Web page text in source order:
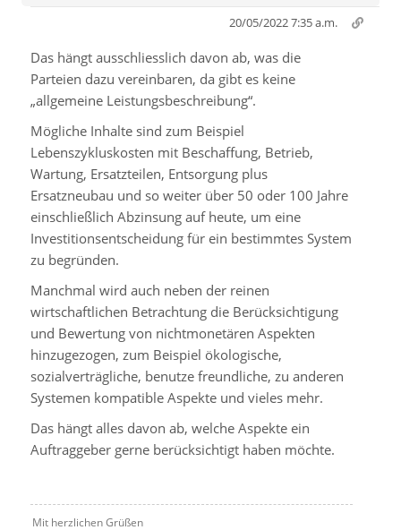
20/05/2022 7:35 a.m.
Das hängt ausschliesslich davon ab, was die
Parteien dazu vereinbaren, da gibt es keine
„allgemeine Leistungsbeschreibung“.
Mögliche Inhalte sind zum Beispiel
Lebenszykluskosten mit Beschaffung, Betrieb,
Wartung, Ersatzteilen, Entsorgung plus
Ersatzneubau und so weiter über 50 oder 100 Jahre
einschließlich Abzinsung auf heute, um eine
Investitionsentscheidung für ein bestimmtes System
zu begründen.
Manchmal wird auch neben der reinen
wirtschaftlichen Betrachtung die Berücksichtigung
und Bewertung von nichtmonetären Aspekten
hinzugezogen, zum Beispiel ökologische,
sozialverträgliche, benutze freundliche, zu anderen
Systemen kompatible Aspekte und vieles mehr.
Das hängt alles davon ab, welche Aspekte ein
Auftraggeber gerne berücksichtigt haben möchte.
Mit herzlichen Grüßen